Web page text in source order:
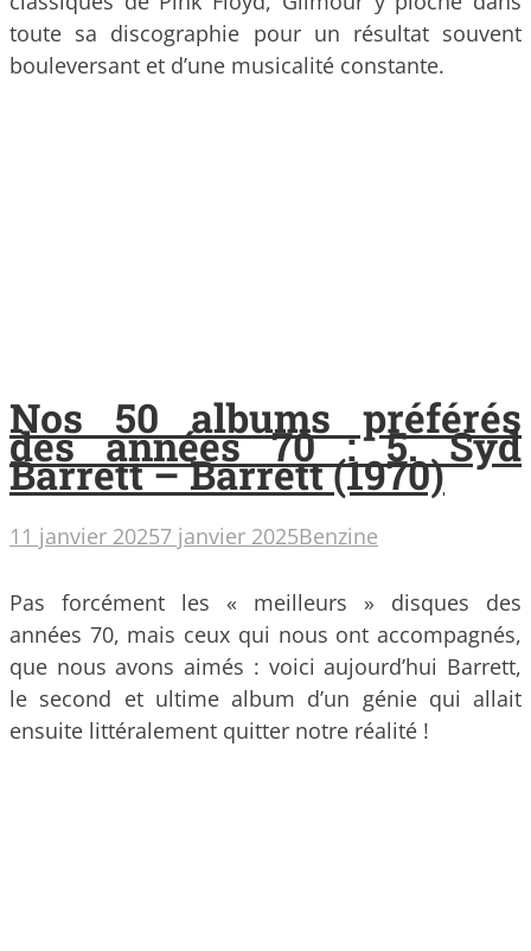
toute sa discographie pour un résultat souvent
bouleversant et d’une musicalité constante.
Nos 50 albums préférés
des années 70 : 5. Syd
Barrett – Barrett (1970)
11 janvier 20257 janvier 2025Benzine
Pas forcément les « meilleurs » disques des
années 70, mais ceux qui nous ont accompagnés,
que nous avons aimés : voici aujourd’hui Barrett,
le second et ultime album d’un génie qui allait
ensuite littéralement quitter notre réalité !